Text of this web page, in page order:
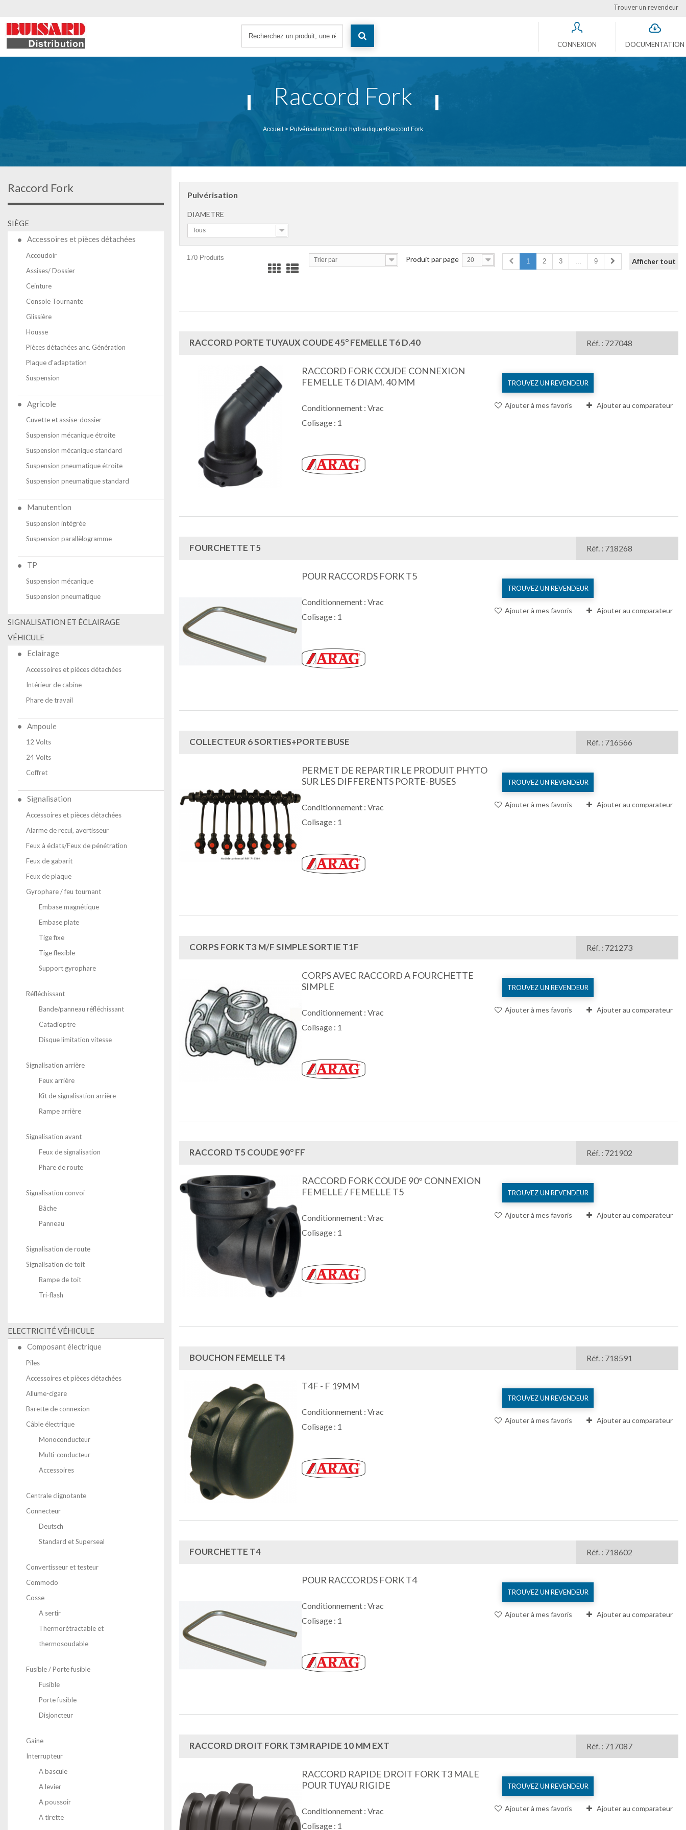
Trouver un revendeur
CONNEXION DOCUMENTATION
Raccord Fork
Accueil > Pulvérisation>Circuit hydraulique>Raccord Fork
Raccord Fork
SIÈGE
Accessoires et pièces détachées
Accoudoir
Assises/ Dossier
Ceinture
Console Tournante
Glissière
Housse
Pièces détachées anc. Génération
Plaque d'adaptation
Suspension
Agricole
Cuvette et assise-dossier
Suspension mécanique étroite
Suspension mécanique standard
Suspension pneumatique étroite
Suspension pneumatique standard
Manutention
Suspension intégrée
Suspension parallèlogramme
TP
Suspension mécanique
Suspension pneumatique
SIGNALISATION ET ÉCLAIRAGE
VÉHICULE
Eclairage
Accessoires et pièces détachées
Intérieur de cabine
Phare de travail
Ampoule
12 Volts
24 Volts
Coffret
Signalisation
Accessoires et pièces détachées
Alarme de recul, avertisseur
Feux à éclats/Feux de pénétration
Feux de gabarit
Feux de plaque
Gyrophare / feu tournant
Embase magnétique
Embase plate
Tige fixe
Tige flexible
Support gyrophare
Réfléchissant
Bande/panneau réfléchissant
Catadioptre
Disque limitation vitesse
Signalisation arrière
Feux arrière
Kit de signalisation arrière
Rampe arrière
Signalisation avant
Feux de signalisation
Phare de route
Signalisation convoi
Bâche
Panneau
Signalisation de route
Signalisation de toit
Rampe de toit
Tri-flash
ELECTRICITÉ VÉHICULE
Composant électrique
Piles
Accessoires et pièces détachées
Allume-cigare
Barette de connexion
Câble électrique
Monoconducteur
Multi-conducteur
Accessoires
Centrale clignotante
Connecteur
Deutsch
Standard et Superseal
Convertisseur et testeur
Commodo
Cosse
A sertir
Thermorétractable et
thermosoudable
Fusible / Porte fusible
Fusible
Porte fusible
Disjoncteur
Gaine
Interrupteur
A bascule
A levier
A poussoir
A tirette
Pulvérisation
DIAMETRE
Tous
170 Produits Afficher tout
1 2 3 ... 9
Produit par page 20
Trier par
RACCORD PORTE TUYAUX COUDE 45° FEMELLE T6 D.40 Réf. : 727048
RACCORD FORK COUDE CONNEXION
FEMELLE T6 DIAM. 40 MM
Conditionnement : Vrac
Colisage : 1
TROUVEZ UN REVENDEUR
Ajouter à mes favoris Ajouter au comparateur
FOURCHETTE T5 Réf. : 718268
POUR RACCORDS FORK T5
Conditionnement : Vrac
Colisage : 1
TROUVEZ UN REVENDEUR
Ajouter à mes favoris Ajouter au comparateur
COLLECTEUR 6 SORTIES+PORTE BUSE Réf. : 716566
PERMET DE REPARTIR LE PRODUIT PHYTO
SUR LES DIFFERENTS PORTE-BUSES
Conditionnement : Vrac
Colisage : 1
TROUVEZ UN REVENDEUR
Ajouter à mes favoris Ajouter au comparateur
CORPS FORK T3 M/F SIMPLE SORTIE T1F Réf. : 721273
CORPS AVEC RACCORD A FOURCHETTE
SIMPLE
Conditionnement : Vrac
Colisage : 1
TROUVEZ UN REVENDEUR
Ajouter à mes favoris Ajouter au comparateur
RACCORD T5 COUDE 90° FF Réf. : 721902
RACCORD FORK COUDE 90° CONNEXION
FEMELLE / FEMELLE T5
Conditionnement : Vrac
Colisage : 1
TROUVEZ UN REVENDEUR
Ajouter à mes favoris Ajouter au comparateur
BOUCHON FEMELLE T4 Réf. : 718591
T4F - F 19MM
Conditionnement : Vrac
Colisage : 1
TROUVEZ UN REVENDEUR
Ajouter à mes favoris Ajouter au comparateur
FOURCHETTE T4 Réf. : 718602
POUR RACCORDS FORK T4
Conditionnement : Vrac
Colisage : 1
TROUVEZ UN REVENDEUR
Ajouter à mes favoris Ajouter au comparateur
RACCORD DROIT FORK T3M RAPIDE 10 MM EXT Réf. : 717087
RACCORD RAPIDE DROIT FORK T3 MALE
POUR TUYAU RIGIDE
Conditionnement : Vrac
Colisage : 1
TROUVEZ UN REVENDEUR
Ajouter à mes favoris Ajouter au comparateur